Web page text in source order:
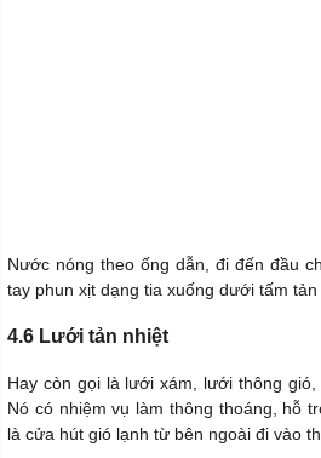
Nước nóng theo ống dẫn, đi đến đầu
tay phun xịt dạng tia xuống dưới tấm
4.6 Lưới tản nhiệt
Hay còn gọi là lưới xám, lưới thông
Nó có nhiệm vụ làm thông thoáng, hỗ
là cửa hút gió lạnh từ bên ngoài đi vào